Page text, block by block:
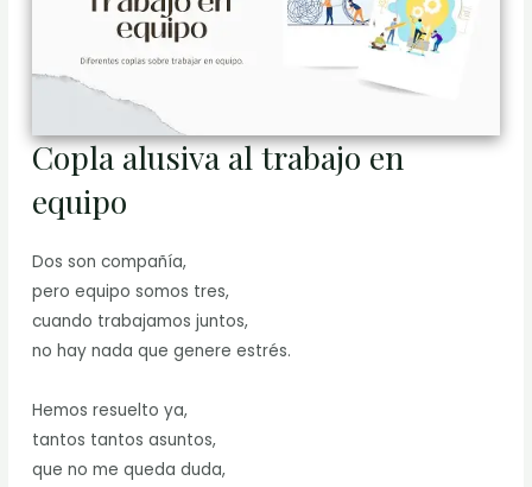
Copla alusiva al trabajo en
equipo
Dos son compañía,
pero equipo somos tres,
cuando trabajamos juntos,
no hay nada que genere estrés.
Hemos resuelto ya,
tantos tantos asuntos,
que no me queda duda,